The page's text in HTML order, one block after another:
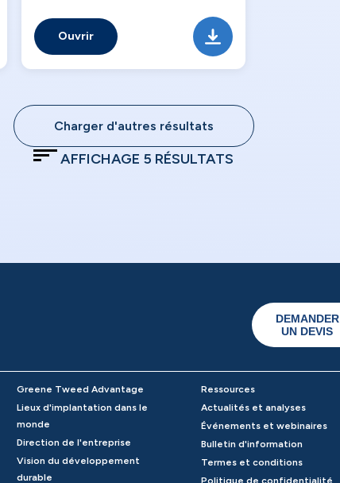
Ouvrir
Charger d'autres résultats
AFFICHAGE 5 RÉSULTATS
DEMANDER
UN DEVIS
Greene Tweed Advantage
Lieux d'implantation dans le
monde
Direction de l'entreprise
Vision du développement
durable
Ressources
Actualités et analyses
Événements et webinaires
Bulletin d'information
Termes et conditions